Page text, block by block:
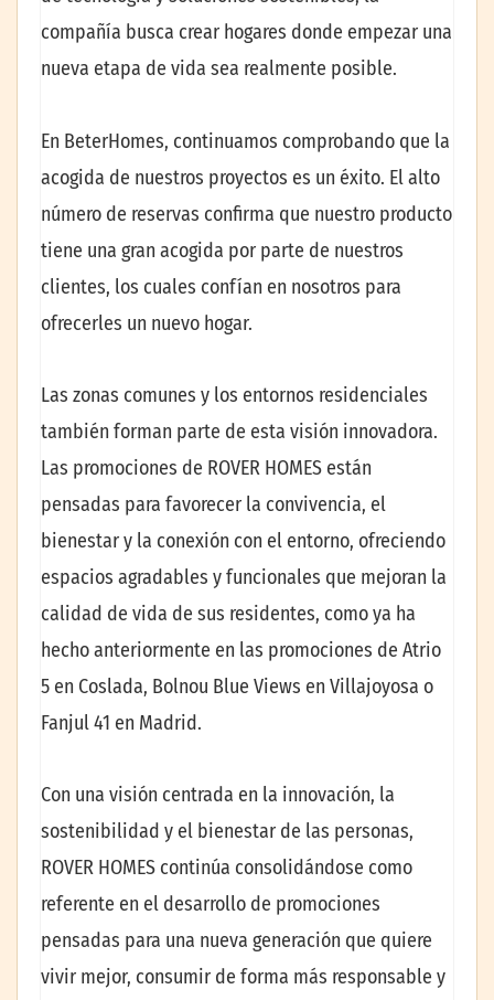
compañía busca crear hogares donde empezar una
nueva etapa de vida sea realmente posible.
En BeterHomes, continuamos comprobando que la
acogida de nuestros proyectos es un éxito. El alto
número de reservas confirma que nuestro producto
tiene una gran acogida por parte de nuestros
clientes, los cuales confían en nosotros para
ofrecerles un nuevo hogar.
Las zonas comunes y los entornos residenciales
también forman parte de esta visión innovadora.
Las promociones de ROVER HOMES están
pensadas para favorecer la convivencia, el
bienestar y la conexión con el entorno, ofreciendo
espacios agradables y funcionales que mejoran la
calidad de vida de sus residentes, como ya ha
hecho anteriormente en las promociones de Atrio
5 en Coslada, Bolnou Blue Views en Villajoyosa o
Fanjul 41 en Madrid.
Con una visión centrada en la innovación, la
sostenibilidad y el bienestar de las personas,
ROVER HOMES continúa consolidándose como
referente en el desarrollo de promociones
pensadas para una nueva generación que quiere
vivir mejor, consumir de forma más responsable y